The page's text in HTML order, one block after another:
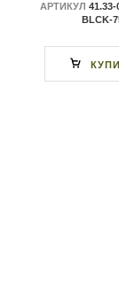
АРТИКУЛ 41.33-
BLCK-